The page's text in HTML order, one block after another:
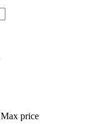
Max price